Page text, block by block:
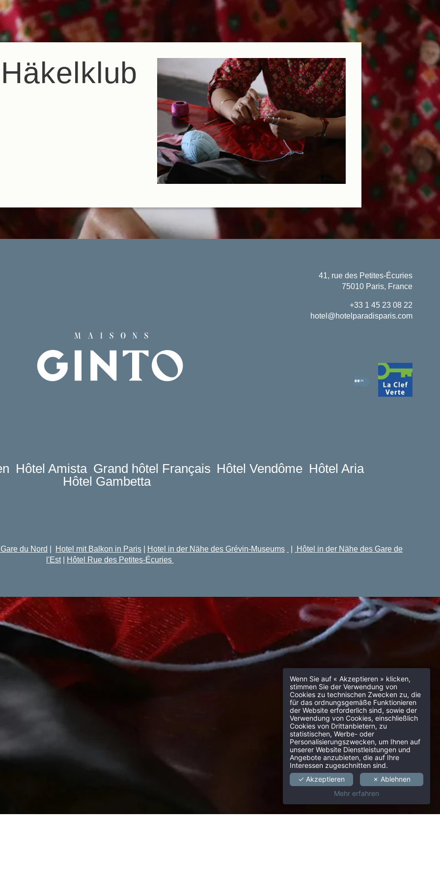
41, rue des Petites-Écuries
75010 Paris, France
+33 1 45 23 08 22
hotel@hotelparadisparis.com
Hôtel Amista Grand hôtel Français Hôtel Vendôme Hôtel Aria
Hôtel Gambetta
du Nord Hotel mit Balkon in Paris Hotel in der Nähe des Grévin-Museums
Hôtel in der Nähe des Gare de
l'Est| Hôtel Rue des Petites-Écuries
Wenn Sie auf « Akzeptieren » klicken,
stimmen Sie der Verwendung von
Cookies zu technischen Zwecken zu, die
für das ordnungsgemäße Funktionieren
der Website erforderlich sind, sowie der
Verwendung von Cookies, einschließlich
Cookies von Drittanbietern, zu
statistischen, Werbe- oder
Personalisierungszwecken, um Ihnen auf
unserer Website Dienstleistungen und
Angebote anzubieten, die auf Ihre
Interessen zugeschnitten sind.
✓ Akzeptieren
✗ Ablehnen
Mehr erfahren